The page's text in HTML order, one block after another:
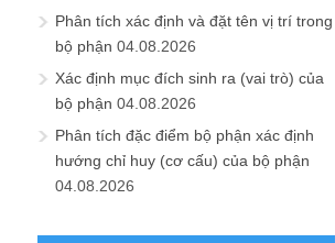
Phân tích xác định và đặt tên vị trí trong
bộ phận 04.08.2026
Xác định mục đích sinh ra (vai trò) của
bộ phận 04.08.2026
Phân tích đặc điểm bộ phận xác định
hướng chỉ huy (cơ cấu) của bộ phận
04.08.2026